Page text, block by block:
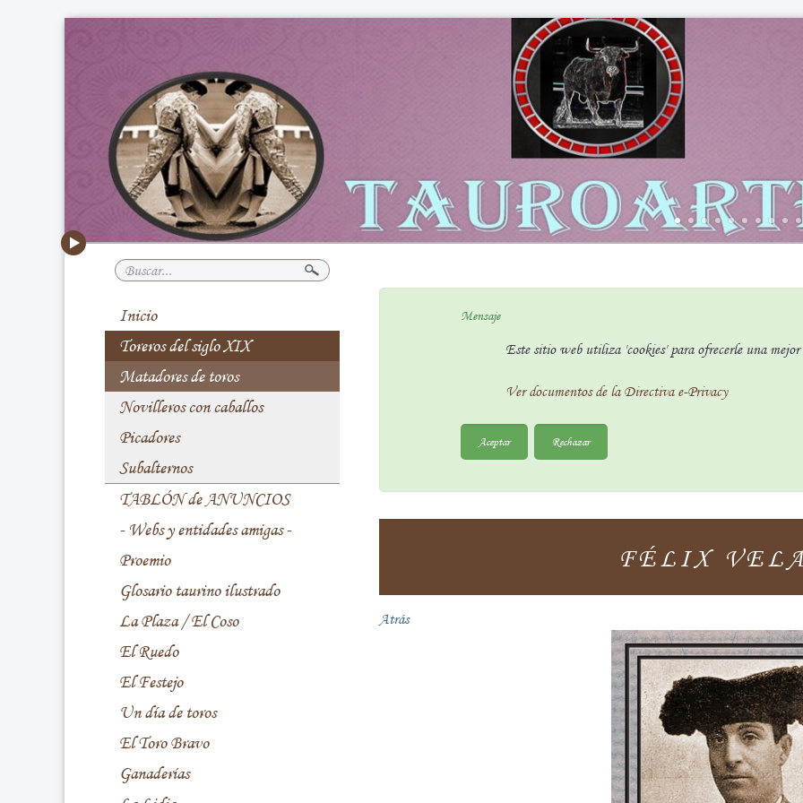
Buscar...
Inicio
Toreros del siglo XIX
Matadores de toros
Novilleros con caballos
Picadores
Subalternos
TABLÓN de ANUNCIOS
- Webs y entidades amigas -
Proemio
Glosario taurino ilustrado
La Plaza / El Coso
El Ruedo
El Festejo
Un día de toros
El Toro Bravo
Ganaderías
Mensaje
Este sitio web utiliza 'cookies' para ofrecerle una mejor
Ver documentos de la Directiva e-Privacy
Aceptar Rechazar
FÉLIX
Atrás